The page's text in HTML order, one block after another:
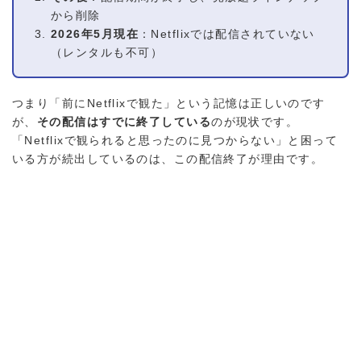
から削除
2026年5月現在 ：Netflixでは配信されていない
（レンタルも不可）
つまり「前にNetflixで観た」という記憶は正しいのです
が、 その配信はすでに終了しているのが現状です。
「Netflixで観られると思ったのに見つからない」と困って
いる方が続出しているのは、この配信終了が理由です。